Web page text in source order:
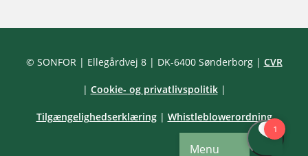
Menu
© SONFOR | Ellegårdvej 8 | DK-6400 Sønderborg | CVR
| Cookie- og privatlivspolitik |
Tilgængelighedserklæring | Whistleblowerordning